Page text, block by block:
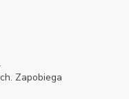
Zapobiega